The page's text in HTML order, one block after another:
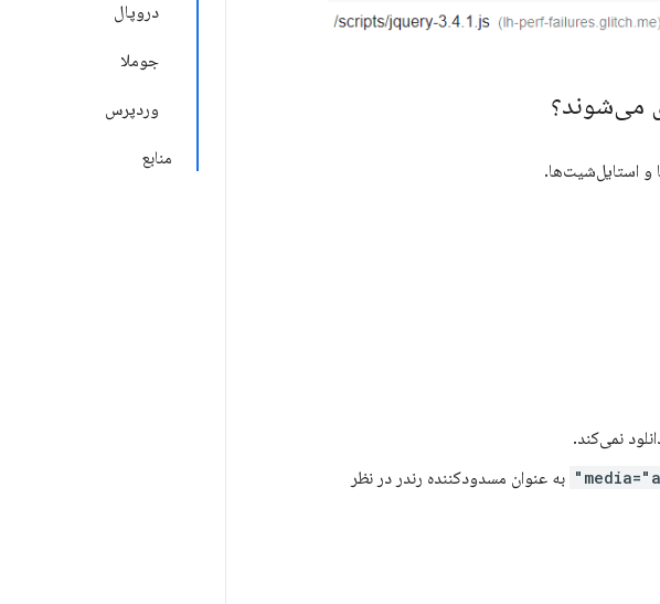
دروپال
جوملا
وردپرس
منابع
و استایل‌شیت‌ها.
نمی‌کند.
به عنوان مسدودکننده رندر در نظر